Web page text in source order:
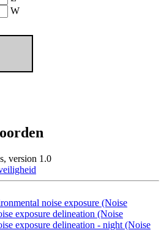
W
version 1.0
noise exposure (Noise
exposure delineation (Noise
exposure delineation - night (Noise